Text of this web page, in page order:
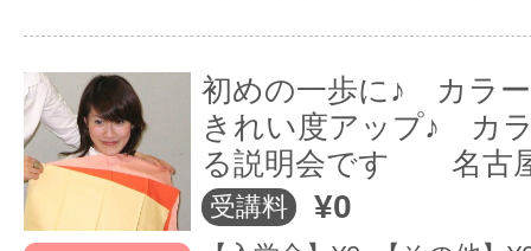
夢を実現させるサポートしていき
よう♪ 転職やお家サロン開業
も目指せます♪
名古屋校では、オーラソーマカラ
ーセラピー、パーソナルカラー、
初めの一歩に♪ カラ
きれい度アップ♪ カ
る説明会です 名古
受講料 ¥0